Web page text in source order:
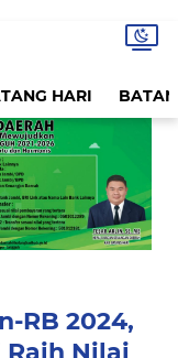
HARI
RB 2024,
Nilai